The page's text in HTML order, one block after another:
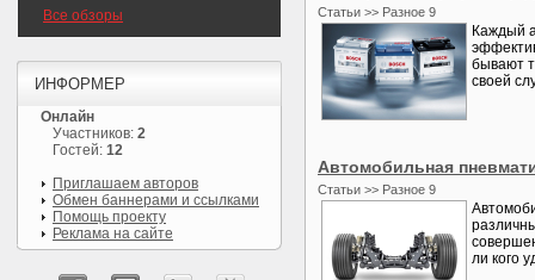
Статьи >> Разное 9
Каждый
бывают
своей
Автомобильная
Статьи >> Разное 9
ли кого
Все обзоры
ИНФОРМЕР
Онлайн
Участников: 2
Гостей: 12
Приглашаем авторов
Обмен баннерами и ссылками
Помощь проекту
Реклама на сайте